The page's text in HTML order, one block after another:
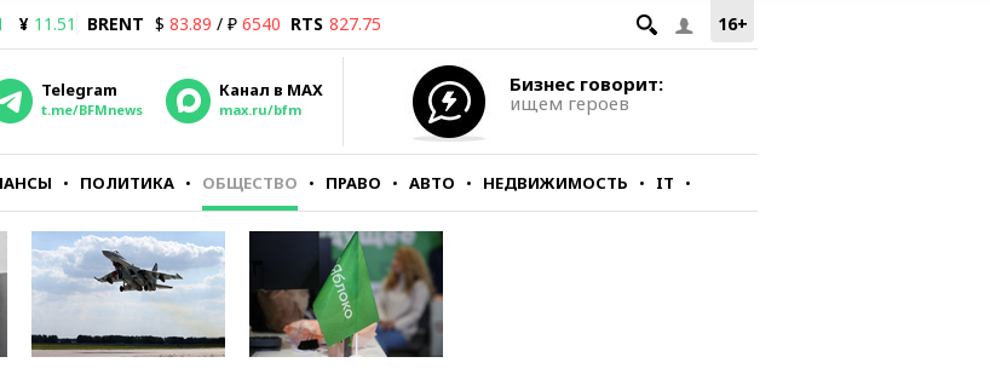
16+
¥ 11.51 BRENT $ 83.89 / ₽ 6540 RTS 827.75
Telegram
t.me/BFMnews
Канал в MAX
max.ru/bfm
Бизнес говорит:
ищем героев
ПОЛИТИКА ОБЩЕСТВО ПРАВО АВТО НЕДВИЖИМОСТЬ IT